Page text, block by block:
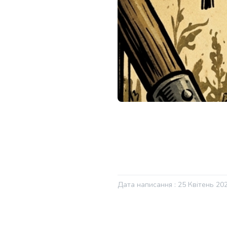
Дата написання : 25 Квітень